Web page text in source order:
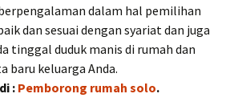
dalam hal pemilihan
dan sesuai dengan syariat dan juga
tinggal duduk manis di rumah dan
baru keluarga Anda.
: Pemborong rumah solo.